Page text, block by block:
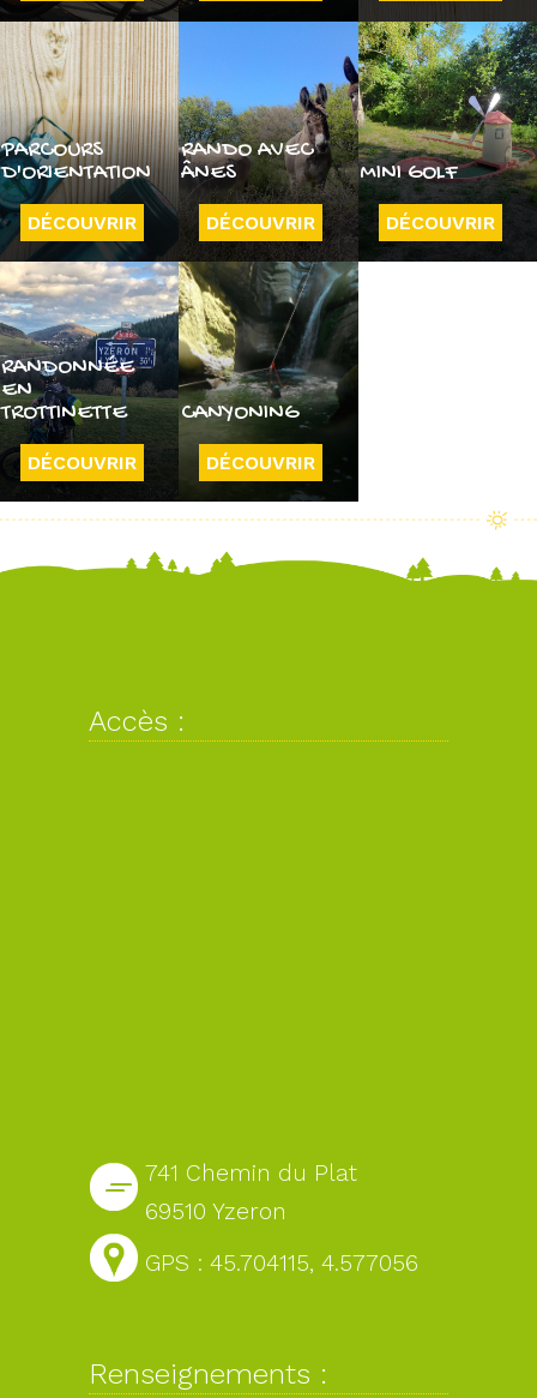
PARCOURS
D'ORIENTATION
DÉCOUVRIR
RANDO AVEC
ÂNES
DÉCOUVRIR
MINI GOLF
DÉCOUVRIR
RANDONNÉE
EN
TROTTINETTE
DÉCOUVRIR
CANYONING
DÉCOUVRIR
Accès :
741 Chemin du Plat
69510 Yzeron
GPS : 45.704115, 4.577056
Renseignements :